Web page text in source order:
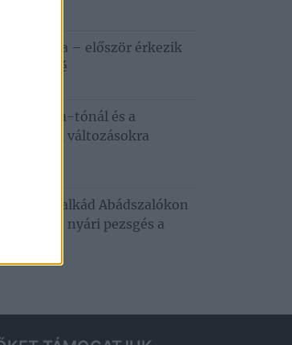
Tisza-tóra – először érkezik
Haccacáré
a Tisza-tónál és a
ezekre a változásokra
Abádszalókon
mozi és nyári pezsgés a